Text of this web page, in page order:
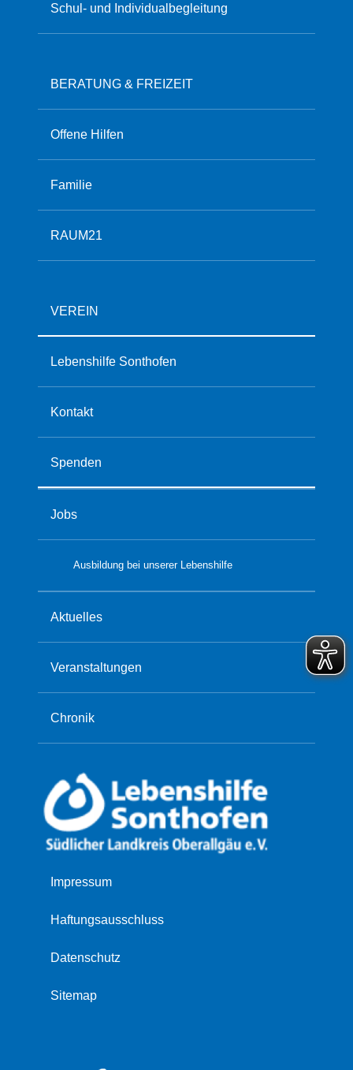
Schul- und Individualbegleitung
BERATUNG & FREIZEIT
Offene Hilfen
Familie
RAUM21
VEREIN
Lebenshilfe Sonthofen
Kontakt
Spenden
Jobs
Ausbildung bei unserer Lebenshilfe
Aktuelles
Veranstaltungen
Chronik
überspringen
Impressum
Haftungsausschluss
Datenschutz
Sitemap